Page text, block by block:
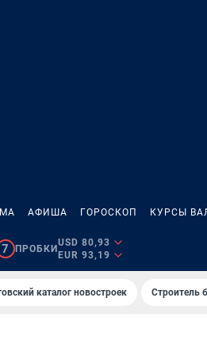
АФИША ГОРОСКОП КУРСЫ
7 ПРОБКИ
USD 80,93
EUR 93,19
каталог новостроек Строитель